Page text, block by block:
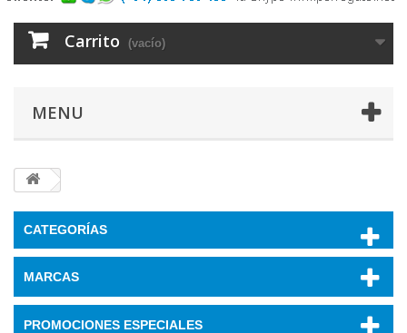
Carrito (vacío)
MENU
CATEGORÍAS
MARCAS
PROMOCIONES ESPECIALES